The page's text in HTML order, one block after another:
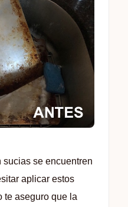
se encuentren
aplicar estos
te aseguro que la